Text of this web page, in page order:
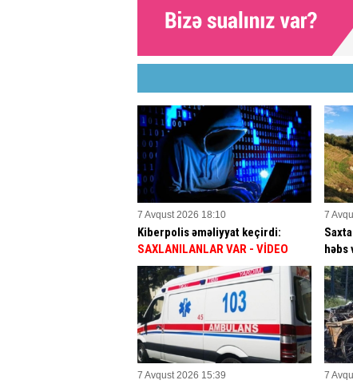
7 Avqust 2026 18:10
Kiberpolis əməliyyat keçirdi:
SAXLANILANLAR VAR - VİDEO
7
həbs
7 Avqust 2026 15:39 7